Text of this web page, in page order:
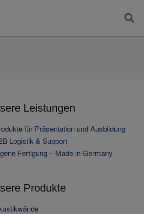
Leistungen
für Präsentation und Ausbildung
Logistik & Support
Fertigung – Made in Germany
Produkte